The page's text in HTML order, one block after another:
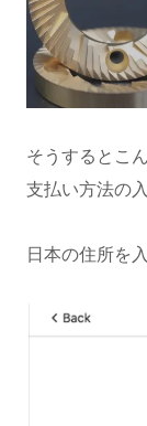
そうするとこ
支払い方法の
日本の住所を